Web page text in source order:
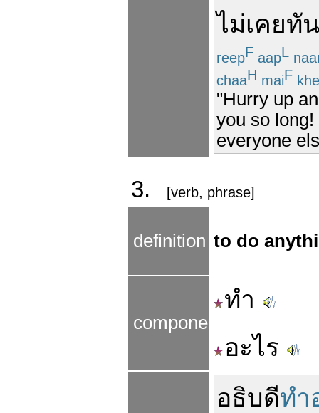
ไม่เคยทัน
reepF aapL
chaaH maiF
"Hurry up
you so
everyone
3. [verb, phrase]
definition to do
components
ทำ
อะไร
อธิบดีทำ